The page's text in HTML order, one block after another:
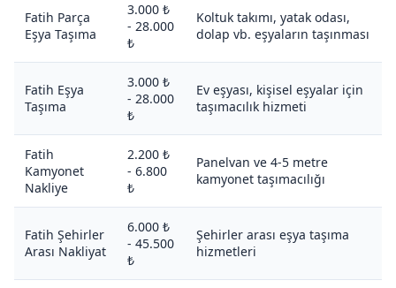
Fatih Parça
Eşya Taşıma
3.000 ₺
- 28.000
₺
Koltuk takımı, yatak odası,
dolap vb. eşyaların taşınması
Fatih Eşya
Taşıma
3.000 ₺
- 28.000
₺
Ev eşyası, kişisel eşyalar için
taşımacılık hizmeti
Fatih
Kamyonet
Nakliye
2.200 ₺
- 6.800
₺
Panelvan ve 4-5 metre
kamyonet taşımacılığı
Fatih Şehirler
Arası Nakliyat
6.000 ₺
- 45.500
₺
Şehirler arası eşya taşıma
hizmetleri